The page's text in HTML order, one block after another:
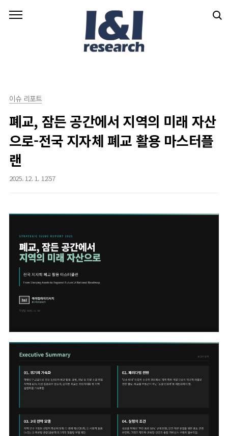
이슈 리포트
폐교, 잠든 공간에서 지역의 미래 자산
으로-전국 지자체 폐교 활용 마스터플
랜
2025. 12. 1. 12:57